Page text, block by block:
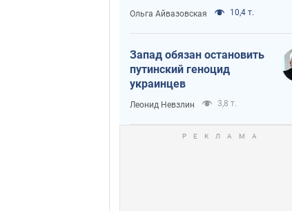
Ольга Айвазовская 10,4 т.
Запад обязан остановить
путинский геноцид
украинцев
Леонид Невзлин 3,8 т.